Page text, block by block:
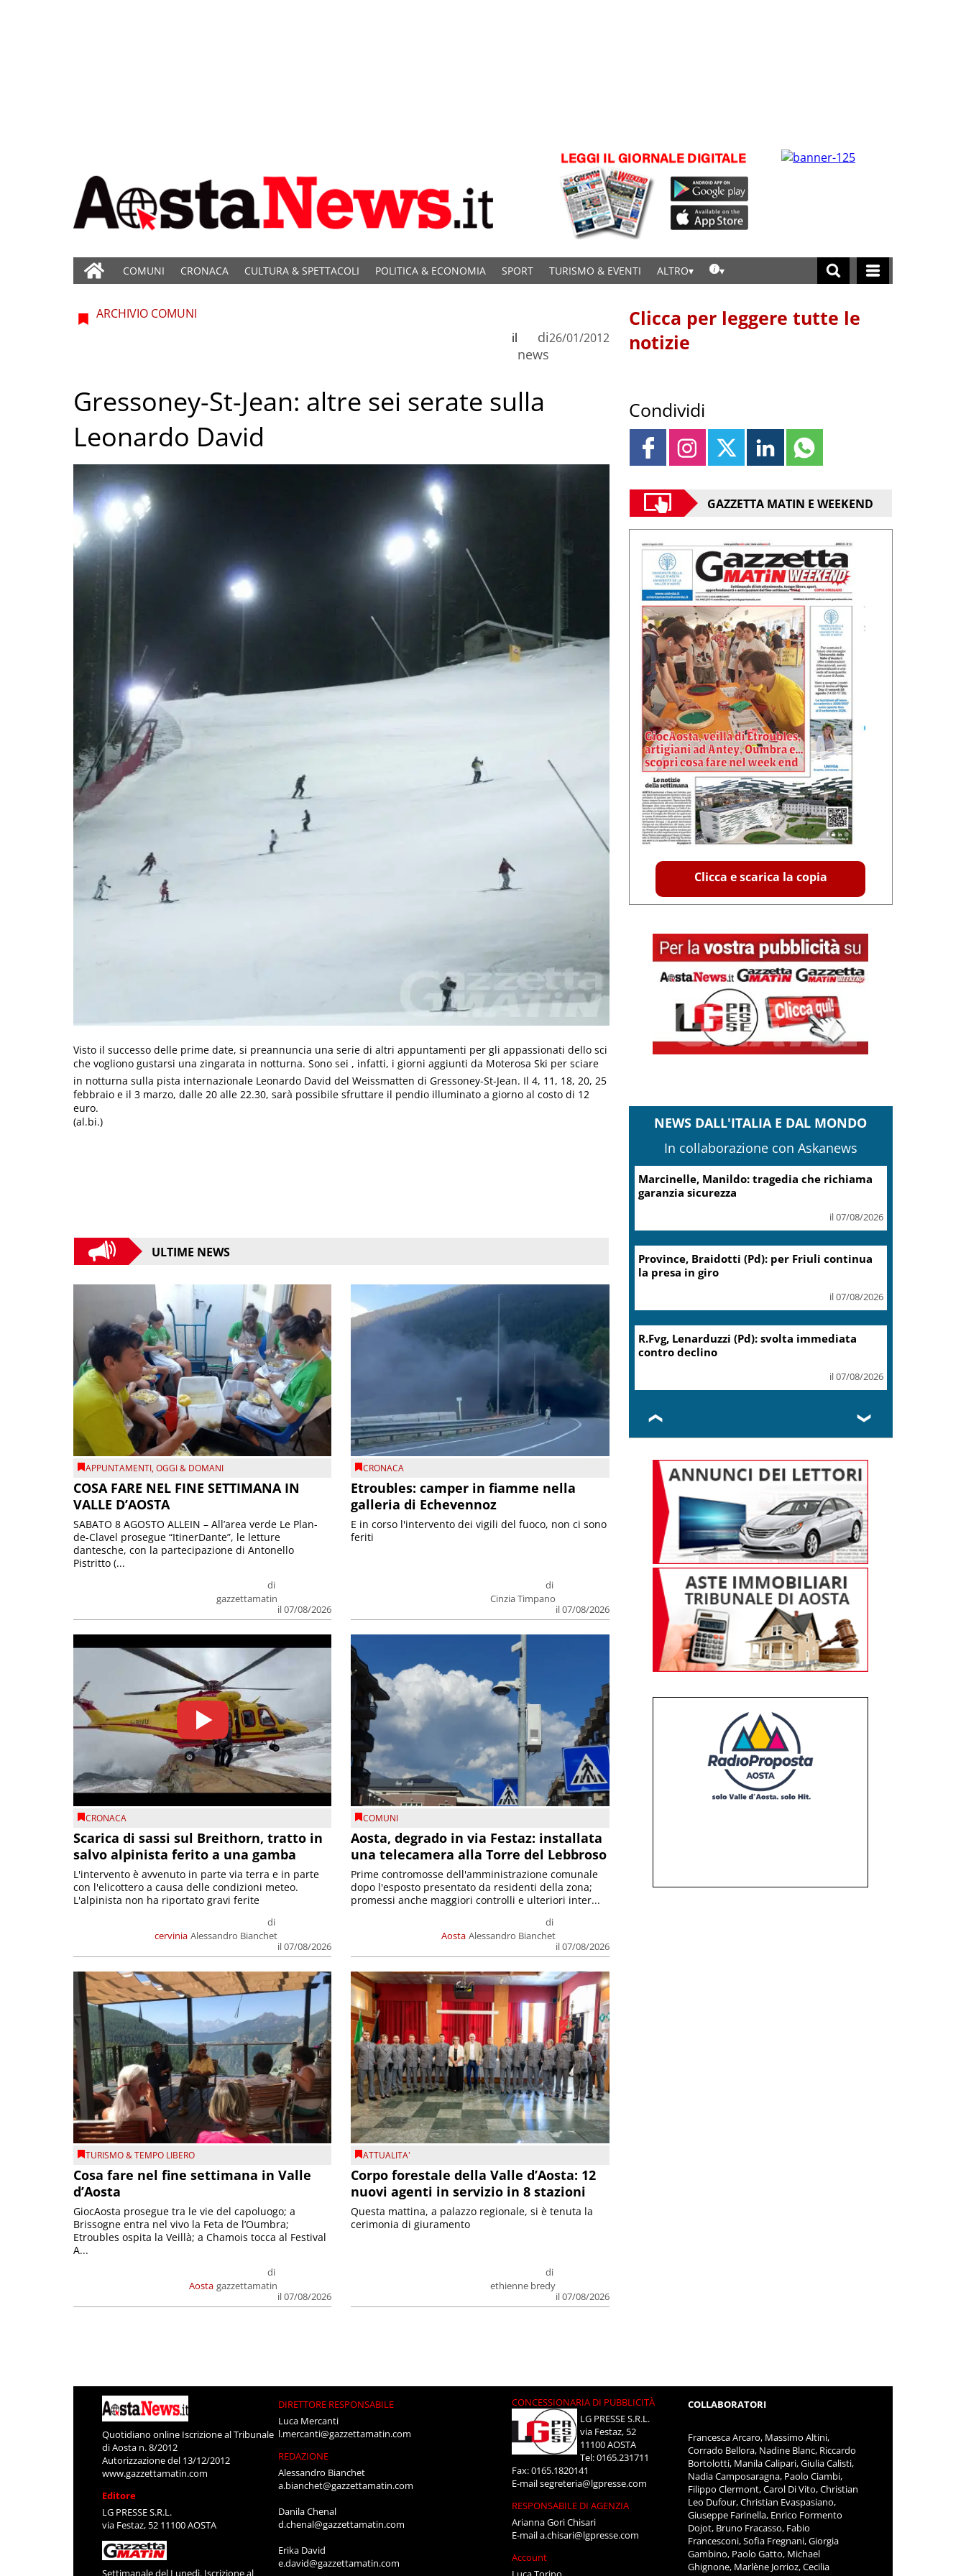
COMUNI CRONACA CULTURA & SPETTACOLI POLITICA & ECONOMIA SPORT TURISMO & EVENTI ALTRO
ARCHIVIO COMUNI
di
news
il 26/01/2012
Gressoney-St-Jean: altre sei serate sulla
Leonardo David
Visto il successo delle prime date, si preannuncia una serie di altri appuntamenti per gli appassionati dello sci
che vogliono gustarsi una zingarata in notturna. Sono sei , infatti, i giorni aggiunti da Moterosa Ski per sciare
in notturna sulla pista internazionale Leonardo David del Weissmatten di Gressoney-St-Jean. Il 4, 11, 18, 20, 25
febbraio e il 3 marzo, dalle 20 alle 22.30, sarà possibile sfruttare il pendio illuminato a giorno al costo di 12
euro.
(al.bi.)
ULTIME NEWS
APPUNTAMENTI,OGGI & DOMANI
COSA FARE NEL FINE SETTIMANA IN
VALLE D’AOSTA
di
gazzettamatin
il 07/08/2026
SABATO 8 AGOSTO ALLEIN – All’area verde Le Plan-
de-Clavel prosegue “ItinerDante”, le letture
dantesche, con la partecipazione di Antonello
Pistritto (...
CRONACA
Etroubles: camper in fiamme nella
galleria di Echevennoz
di
Cinzia Timpano
il 07/08/2026
E in corso l'intervento dei vigili del fuoco, non ci sono
feriti
CRONACA
Scarica di sassi sul Breithorn, tratto in
salvo alpinista ferito a una gamba
cervinia
di
Alessandro Bianchet
il 07/08/2026
L'intervento è avvenuto in parte via terra e in parte
con l'elicottero a causa delle condizioni meteo.
L'alpinista non ha riportato gravi ferite
COMUNI
Aosta, degrado in via Festaz: installata
una telecamera alla Torre del Lebbroso
Aosta
di
Alessandro Bianchet
il 07/08/2026
Prime contromosse dell'amministrazione comunale
dopo l'esposto presentato da residenti della zona;
promessi anche maggiori controlli e ulteriori inter...
TURISMO & TEMPO LIBERO
Cosa fare nel fine settimana in Valle
d’Aosta
Aosta
di
gazzettamatin
il 07/08/2026
GiocAosta prosegue tra le vie del capoluogo; a
Brissogne entra nel vivo la Feta de l’Oumbra;
Etroubles ospita la Veillà; a Chamois tocca al Festival
A...
ATTUALITA'
Corpo forestale della Valle d’Aosta: 12
nuovi agenti in servizio in 8 stazioni
di
ethienne bredy
il 07/08/2026
Questa mattina, a palazzo regionale, si è tenuta la
cerimonia di giuramento
Clicca per leggere tutte le
notizie
Condividi
GAZZETTA MATIN E WEEKEND
Clicca e scarica la copia
NEWS DALL'ITALIA E DAL MONDO
In collaborazione con Askanews
Acciaierie Valbruna, Bitonci: trovato punto
di equilibrio
il 07/08/2026
Coin, accordo con sindacati su
piano risanamento e rilancio
il 07/08/2026
Migranti, Meloni: non c’è
spazio in Ue per chi alimenta
immigrazione clandestina
il 07/08/2026
❮ ❯
Quotidiano online Iscrizione al Tribunale
di Aosta n. 8/2012
Autorizzazione del 13/12/2012
www.gazzettamatin.com
Editore
LG PRESSE S.R.L.
via Festaz, 52 11100 AOSTA
Settimanale del Lunedì. Iscrizione al
DIRETTORE RESPONSABILE
Luca Mercanti
l.mercanti@gazzettamatin.com
REDAZIONE
Alessandro Bianchet
a.bianchet@gazzettamatin.com
Danila Chenal
d.chenal@gazzettamatin.com
Erika David
e.david@gazzettamatin.com
CONCESSIONARIA DI PUBBLICITÀ
LG PRESSE S.R.L.
via Festaz, 52
11100 AOSTA
Tel: 0165.231711
Fax: 0165.1820141
E-mailsegreteria@lgpresse.com
RESPONSABILE DI AGENZIA
Arianna Gori Chisari
E-maila.chisari@lgpresse.com
Account
COLLABORATORI
Francesca Arcaro, Massimo Altini,
Corrado Bellora, Nadine Blanc, Riccardo
Bortolotti, Manila Calipari, Giulia Calisti,
Nadia Camposaragna, Paolo Ciambi,
Filippo Clermont, Carol Di Vito, Christian
Leo Dufour, Christian Evaspasiano,
Giuseppe Farinella, Enrico Formento
Dojot, Bruno Fracasso, Fabio
Francesconi, Sofia Fregnani, Giorgia
Gambino, Paolo Gatto, Michael
Ghignone, Marlène Jorrioz, Cecilia